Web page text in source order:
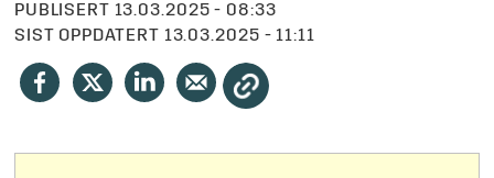
PUBLISERT
13.03.2025 - 08:33
SIST OPPDATERT
13.03.2025 - 11:11